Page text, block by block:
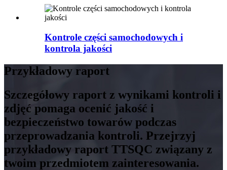
Kontrole części samochodowych i
kontrola jakości
Przykładowy raport
Szczegółowy raport z wynikami kontroli i
zdjęć pomaga ocenić jakość i
bezpieczeństwo towarów podczas
przeprowadzania kontroli. Przejrzyj
przykładowy raport TTSQC związany z
twoim przedmiotem zainteresowania.